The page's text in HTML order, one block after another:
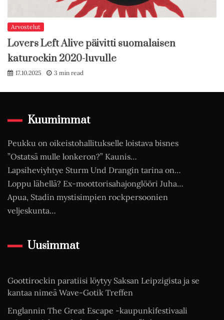
Arvostelut
Lovers Left Alive päivitti suomalaisen
katurockin 2020-luvulle
17.10.2025 3 min read
Kuumimmat
Peukku on oikeistohallitukselle loistava bisnes
”Ostatsä mulle lonkeron?” Kaunis…
Lapsiheviyhtye Sturm Und Drangin tarina on…
Loppu lähellä? Ex-moottorisahajonglööri Juha…
Apua, Stadin mystisimpien rockpersoonien
veljeskunta…
Uusimmat
Goottirockin paratiisi löytyy Saksan Leipzigista ja se
kantaa nimeä Wave-Gotik Treffen
Englannin The Great Escape -kaupunkifestivaali